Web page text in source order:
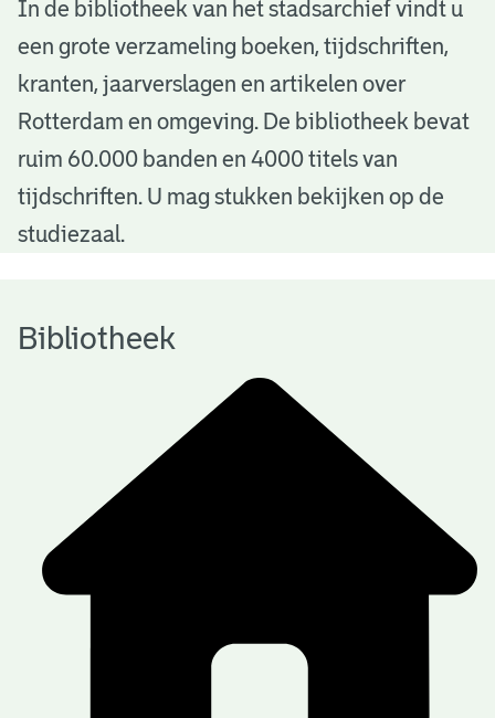
B
b
o
h
In de bibliotheek van het stadsarchief vindt u
een grote verzameling boeken, tijdschriften,
kranten, jaarverslagen en artikelen over
Rotterdam en omgeving. De bibliotheek bevat
ruim 60.000 banden en 4000 titels van
tijdschriften. U mag stukken bekijken op de
studiezaal.
Bibliotheek